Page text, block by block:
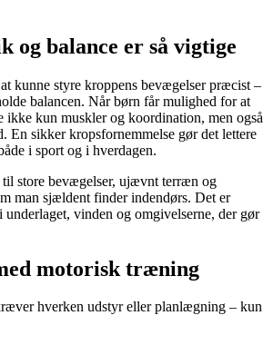
og balance er så vigtige
kunne styre kroppens bevægelser præcist –
balancen. Når børn får mulighed for at
kun muskler og koordination, men også
En sikker kropsfornemmelse gør det lettere
i sport og i hverdagen.
store bevægelser, ujævnt terræn og
man sjældent finder indendørs. Det er
underlaget, vinden og omgivelserne, der gør
motorisk træning
hverken udstyr eller planlægning – kun